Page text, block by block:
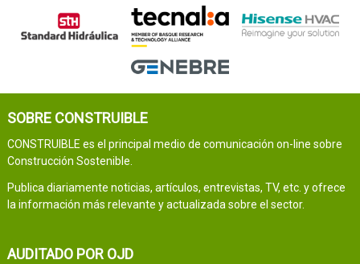
SOBRE CONSTRUIBLE
CONSTRUIBLE es el principal medio de comunicación on-line sobre
Construcción Sostenible.
Publica diariamente noticias, artículos, entrevistas, TV, etc. y ofrece
la información más relevante y actualizada sobre el sector.
AUDITADO POR OJD